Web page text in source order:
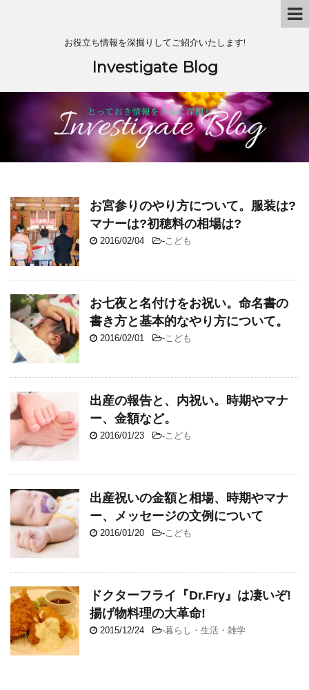
お役立ち情報を深掘りしてご紹介いたします!
Investigate Blog
お宮参りのやり方について。服装は?
マナーは?初穂料の相場は?
2016/02/04 - こども
お七夜と名付けをお祝い。命名書の
書き方と基本的なやり方について。
2016/02/01 - こども
出産の報告と、内祝い。時期やマナ
ー、金額など。
2016/01/23 - こども
出産祝いの金額と相場、時期やマナ
ー、メッセージの文例について
2016/01/20 - こども
ドクターフライ『Dr.Fry』は凄いぞ!
揚げ物料理の大革命!
2015/12/24 -暮らし・生活・雑学